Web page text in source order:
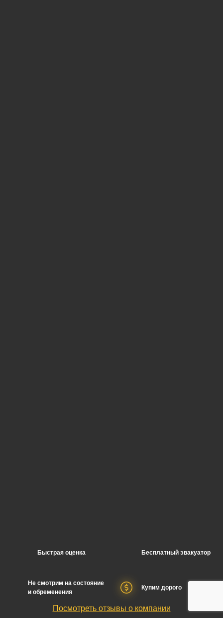
Быстрая оценка Бесплатный эвакуатор
Не смотрим на состояние
и обременения
Купим дорого
Посмотреть отзывы о компании